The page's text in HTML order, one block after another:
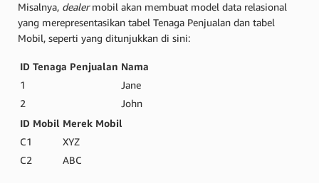
Misalnya, dealermobil akan membuat model data relasional
yang merepresentasikan tabel Tenaga Penjualan dan tabel
Mobil, seperti yang ditunjukkan di sini:
ID Tenaga Penjualan Nama
1
Jane
2
John
ID Mobil Merek Mobil
C1
XYZ
C2
ABC